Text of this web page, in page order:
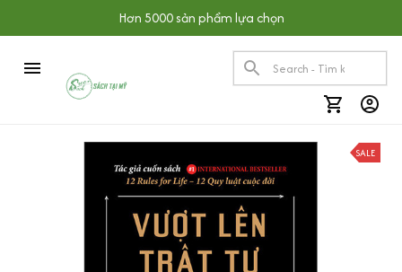
Hơn 5000 sản phẩm lựa chọn
SALE